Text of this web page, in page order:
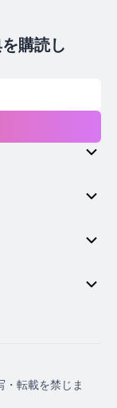
購読し
転載を禁じま